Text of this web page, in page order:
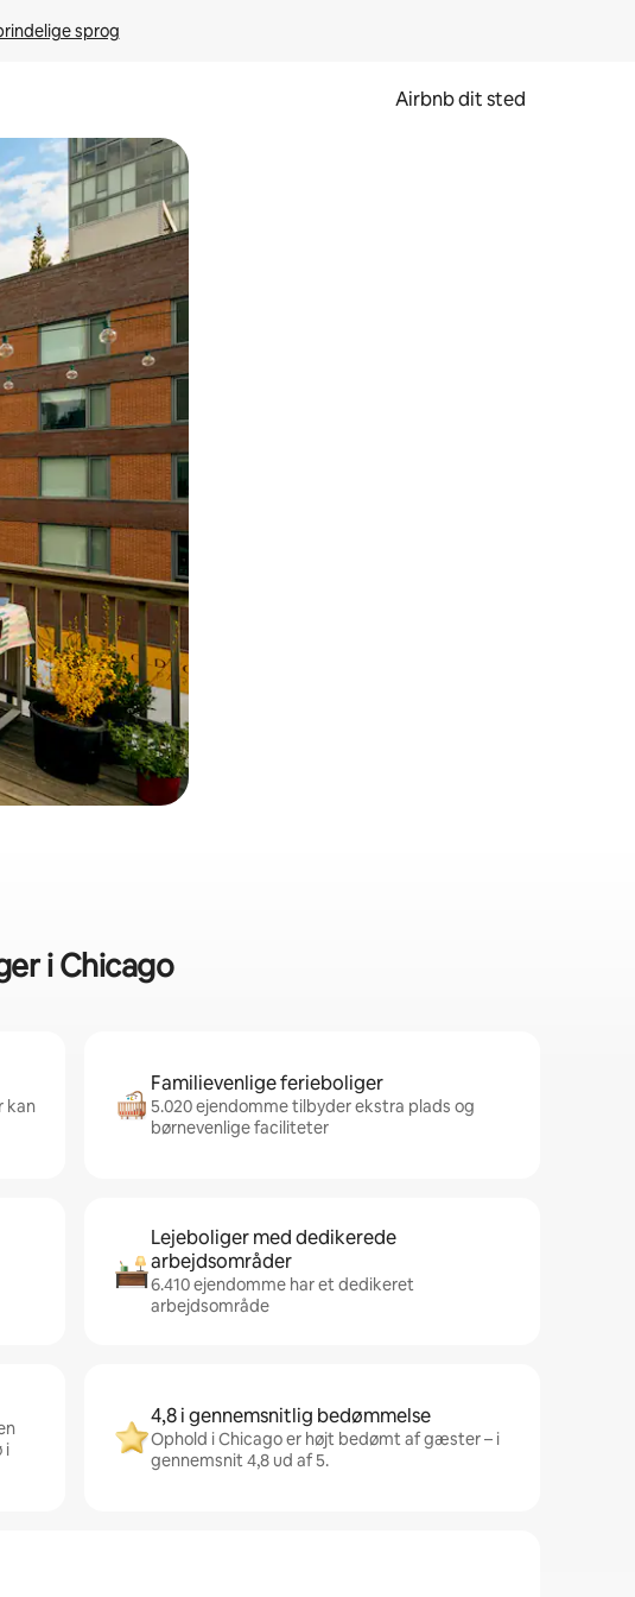
sprog
Airbnb dit sted
stryge.
i Chicago
kan
Familievenlige ferieboliger
5.020 ejendomme tilbyder ekstra plads og
børnevenlige faciliteter
Lejeboliger med dedikerede
arbejdsområder
6.410 ejendomme har et dedikeret
arbejdsområde
i
4,8 i gennemsnitlig bedømmelse
Ophold i Chicago er højt bedømt af gæster – i
gennemsnit 4,8 ud af 5.